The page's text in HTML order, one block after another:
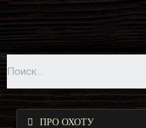
ПРО ОХОТУ